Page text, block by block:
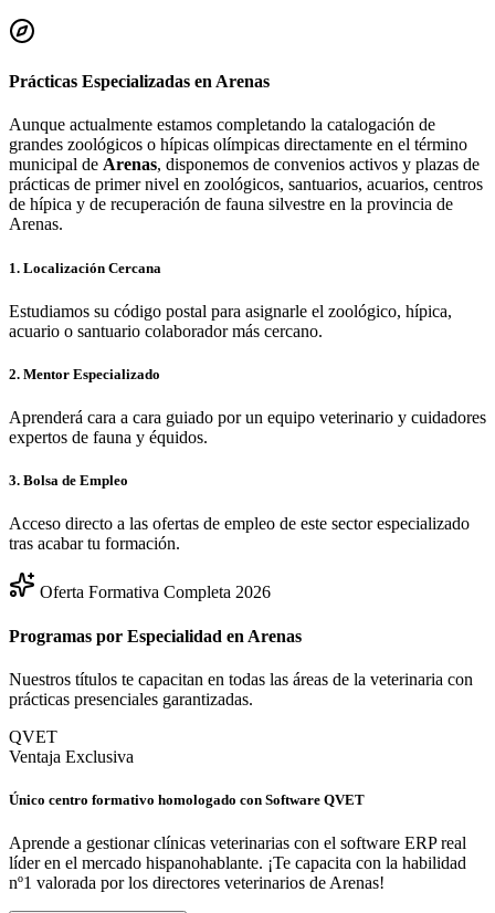
Prácticas Especializadas en Arenas
Aunque actualmente estamos completando la catalogación de
grandes zoológicos o hípicas olímpicas directamente en el término
municipal de Arenas, disponemos de convenios activos y plazas de
prácticas de primer nivel en zoológicos, santuarios, acuarios, centros
de hípica y de recuperación de fauna silvestre en la provincia de
Arenas.
1. Localización Cercana
Estudiamos su código postal para asignarle el zoológico, hípica,
acuario o santuario colaborador más cercano.
2. Mentor Especializado
Aprenderá cara a cara guiado por un equipo veterinario y cuidadores
expertos de fauna y équidos.
3. Bolsa de Empleo
Acceso directo a las ofertas de empleo de este sector especializado
tras acabar tu formación.
Oferta Formativa Completa 2026
Programas por Especialidad en Arenas
Nuestros títulos te capacitan en todas las áreas de la veterinaria con
prácticas presenciales garantizadas.
QVET
Ventaja Exclusiva
Único centro formativo homologado con Software QVET
Aprende a gestionar clínicas veterinarias con el software ERP real
líder en el mercado hispanohablante. ¡Te capacita con la habilidad
nº1 valorada por los directores veterinarios de Arenas!